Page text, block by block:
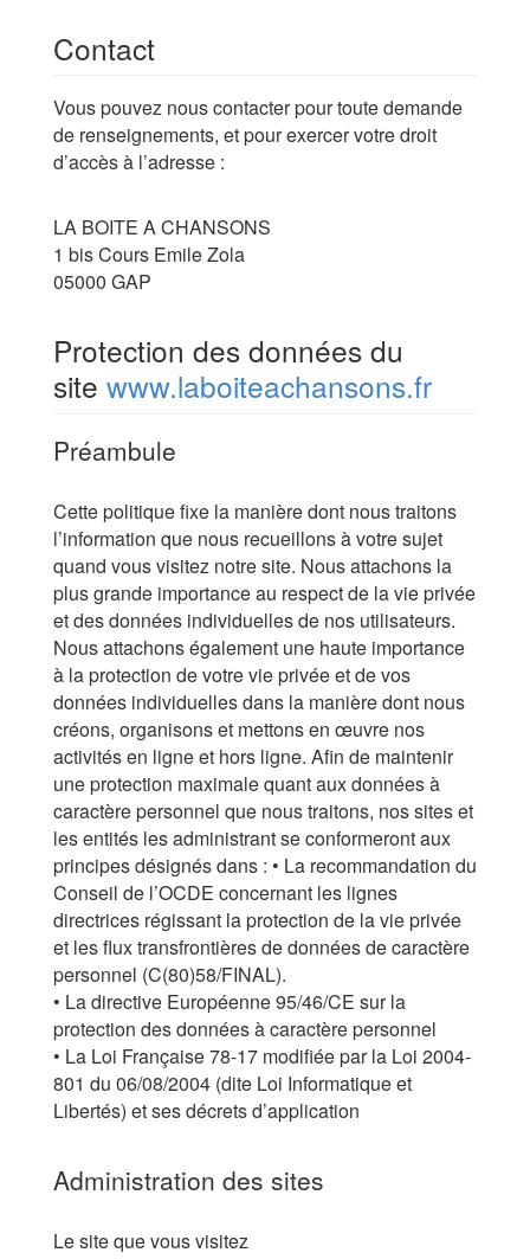
Contact
Vous pouvez nous contacter pour toute demande
de renseignements, et pour exercer votre droit
d’accès à l’adresse :
LA BOITE A CHANSONS
1 bis Cours Emile Zola
05000 GAP
Protection des données du
site www.laboiteachansons.fr
Préambule
Cette politique fixe la manière dont nous traitons
l’information que nous recueillons à votre sujet
quand vous visitez notre site. Nous attachons la
plus grande importance au respect de la vie privée
et des données individuelles de nos utilisateurs.
Nous attachons également une haute importance
à la protection de votre vie privée et de vos
données individuelles dans la manière dont nous
créons, organisons et mettons en œuvre nos
activités en ligne et hors ligne. Afin de maintenir
une protection maximale quant aux données à
caractère personnel que nous traitons, nos sites et
les entités les administrant se conformeront aux
principes désignés dans : • La recommandation du
Conseil de l’OCDE concernant les lignes
directrices régissant la protection de la vie privée
et les flux transfrontières de données de caractère
personnel (C(80)58/FINAL).
• La directive Européenne 95/46/CE sur la
protection des données à caractère personnel
• La Loi Française 78-17 modifiée par la Loi 2004-
801 du 06/08/2004 (dite Loi Informatique et
Libertés) et ses décrets d’application
Administration des sites
Le site que vous visitez